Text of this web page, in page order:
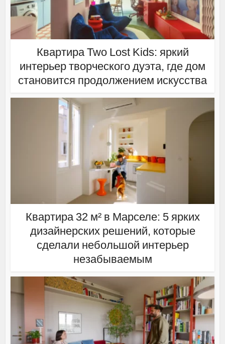
Квартира Two Lost Kids: яркий
интерьер творческого дуэта, где дом
становится продолжением искусства
Квартира 32 м² в Марселе: 5 ярких
дизайнерских решений, которые
сделали небольшой интерьер
незабываемым